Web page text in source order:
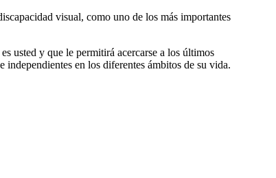
visual, como uno de los más importantes
usted y que le permitirá acercarse a los últimos
independientes en los diferentes ámbitos de su vida.